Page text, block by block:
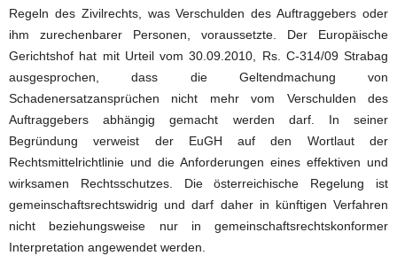
Regeln des Zivilrechts, was Verschulden des Auftraggebers oder
ihm zurechenbarer Personen, voraussetzte. Der Europäische
Gerichtshof hat mit Urteil vom 30.09.2010, Rs. C-314/09 Strabag
ausgesprochen, dass die Geltendmachung von
Schadenersatzansprüchen nicht mehr vom Verschulden des
Auftraggebers abhängig gemacht werden darf. In seiner
Begründung verweist der EuGH auf den Wortlaut der
Rechtsmittelrichtlinie und die Anforderungen eines effektiven und
wirksamen Rechtsschutzes. Die österreichische Regelung ist
gemeinschaftsrechtswidrig und darf daher in künftigen Verfahren
nicht beziehungsweise nur in gemeinschaftsrechtskonformer
Interpretation angewendet werden.